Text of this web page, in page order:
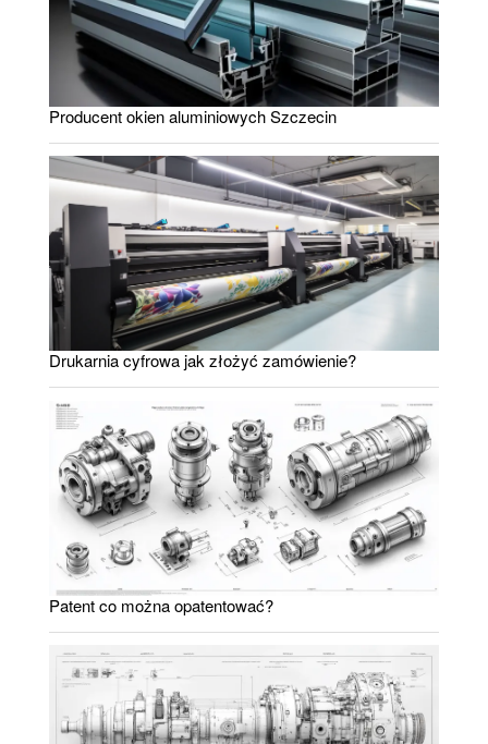
Producent okien aluminiowych Szczecin
Drukarnia cyfrowa jak złożyć zamówienie?
Patent co można opatentować?